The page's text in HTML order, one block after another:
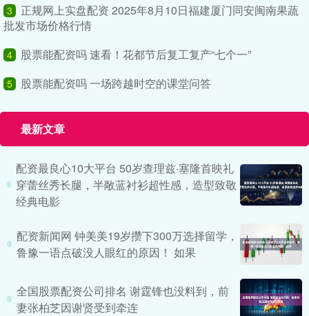
3
正规网上实盘配资 2025年8月10日福建厦门同安闽南果蔬
批发市场价格行情
4 股票能配资吗 速看！花都节后复工复产“七个一”
5 股票能配资吗 一场跨越时空的课堂问答
最新文章
配资最良心10大平台 50岁查理兹·塞隆首映礼
穿蕾丝秀长腿，半敞蓝衬衫超性感，造型致敬
经典电影
配资新闻网 钟美美19岁攒下300万选择留学，
鲁豫一语点破没人眼红的原因！ 如果
全国股票配资公司排名 谢霆锋也没料到，前
妻张柏芝因谢贤受到牵连